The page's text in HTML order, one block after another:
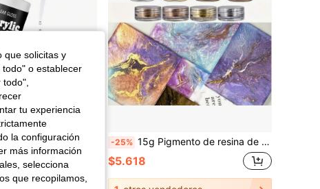
-25% 15g Pigmento de resina de inyección de molde de joyería con textura de metal espejo, perla, brillo y color de mármol
$5.618
que solicitas y
o establecer
tu experiencia
la configuración
más información
selecciona
que recopilamos,